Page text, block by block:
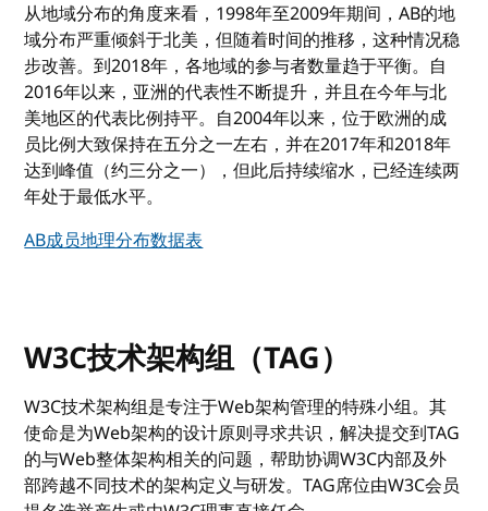
从地域分布的角度来看，1998年至2009年期间，AB的地
域分布严重倾斜于北美，但随着时间的推移，这种情况稳
步改善。到2018年，各地域的参与者数量趋于平衡。自
2016年以来，亚洲的代表性不断提升，并且在今年与北
美地区的代表比例持平。自2004年以来，位于欧洲的成
员比例大致保持在五分之一左右，并在2017年和2018年
达到峰值（约三分之一），但此后持续缩水，已经连续两
年处于最低水平。
AB成员地理分布数据表
W3C技术架构组（TAG）
W3C技术架构组是专注于Web架构管理的特殊小组。其
使命是为Web架构的设计原则寻求共识，解决提交到TAG
的与Web整体架构相关的问题，帮助协调W3C内部及外
部跨越不同技术的架构定义与研发。TAG席位由W3C会员